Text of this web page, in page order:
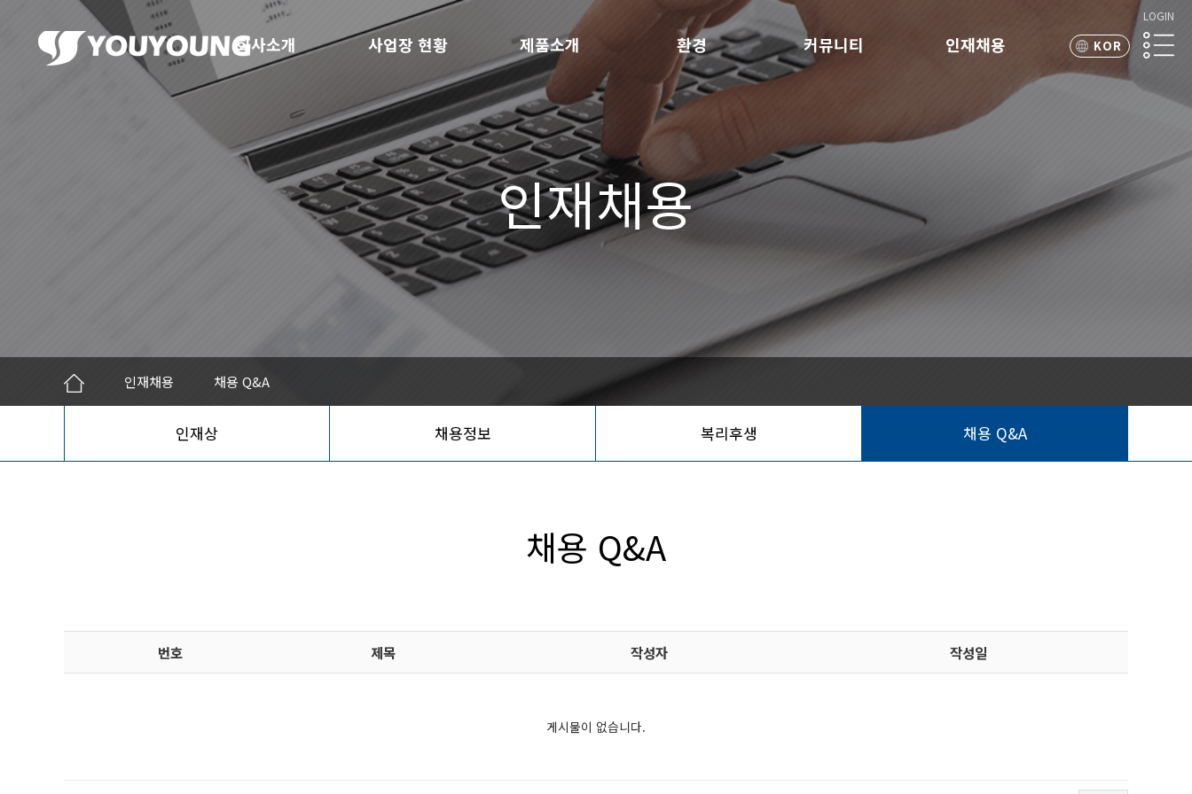
회사소개 사업장 현황 제품소개 환경 커뮤니티 인재채용
KOR
LOGIN
인재채용 채용 Q&A
인재상 채용정보 복리후생 채용 Q&A
채용 Q&A
번호 제목 작성자 작성일
게시물이 없습니다.